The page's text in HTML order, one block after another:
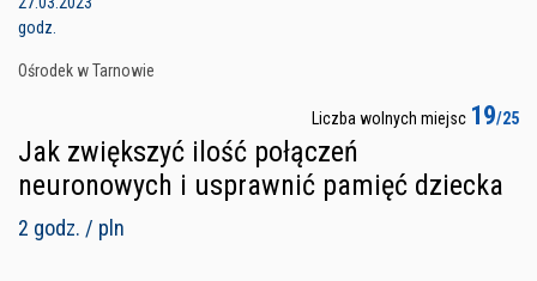
godz.
Ośrodek w Tarnowie
Liczba wolnych miejsc 19/25
Jak zwiększyć ilość połączeń
neuronowych i usprawnić pamięć dziecka
2 godz. / pln